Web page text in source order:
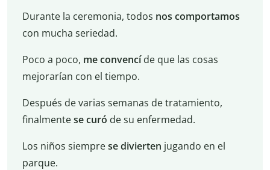
Durante la ceremonia, todos nos comportamos
con mucha seriedad.
Poco a poco, me convencíde que las cosas
mejorarían con el tiempo.
Después de varias semanas de tratamiento,
finalmentese curó de su enfermedad.
Los niños siemprese divierten jugando en el
parque.